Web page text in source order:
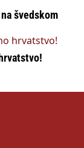
švedskom